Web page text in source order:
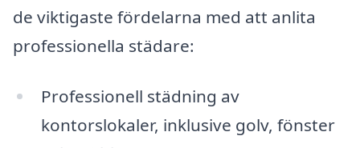
de viktigaste fördelarna med att anlita
professionella städare:
Professionell städning av
kontorslokaler, inklusive golv, fönster